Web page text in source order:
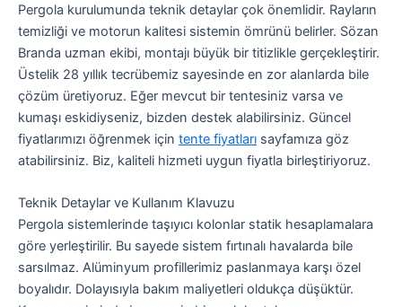
Pergola kurulumunda teknik detaylar çok önemlidir. Rayların
temizliği ve motorun kalitesi sistemin ömrünü belirler. Sözan
Branda uzman ekibi, montajı büyük bir titizlikle gerçekleştirir.
Üstelik 28 yıllık tecrübemiz sayesinde en zor alanlarda bile
çözüm üretiyoruz. Eğer mevcut bir tentesiniz varsa ve
kumaşı eskidiyseniz, bizden destek alabilirsiniz. Güncel
fiyatlarımızı öğrenmek için tente fiyatları sayfamıza göz
atabilirsiniz. Biz, kaliteli hizmeti uygun fiyatla birleştiriyoruz.
Teknik Detaylar ve Kullanım Klavuzu
Pergola sistemlerinde taşıyıcı kolonlar statik hesaplamalara
göre yerleştirilir. Bu sayede sistem fırtınalı havalarda bile
sarsılmaz. Alüminyum profillerimiz paslanmaya karşı özel
boyalıdır. Dolayısıyla bakım maliyetleri oldukça düşüktür.